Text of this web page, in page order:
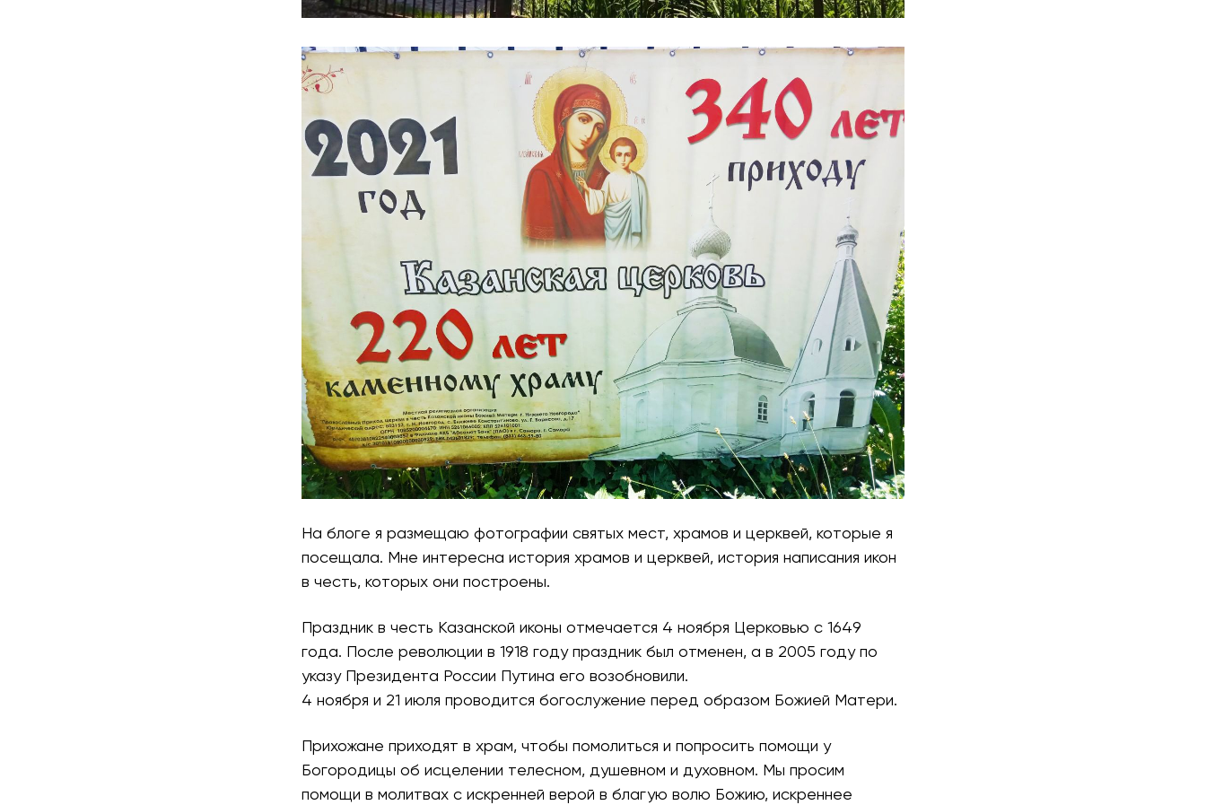
На блоге я размещаю фотографии святых мест, храмов и церквей, которые я
посещала. Мне интересна история храмов и церквей, история написания икон
в честь, которых они построены.
Праздник в честь Казанской иконы отмечается 4 ноября Церковью с 1649
года. После революции в 1918 году праздник был отменен, а в 2005 году по
указу Президента России Путина его возобновили.
4 ноября и 21 июля проводится богослужение перед образом Божией Матери.
Прихожане приходят в храм, чтобы помолиться и попросить помощи у
Богородицы об исцелении телесном, душевном и духовном. Мы просим
помощи в молитвах с искренней верой в благую волю Божию, искреннее